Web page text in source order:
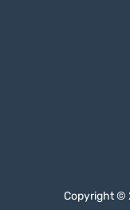
Copyright ©